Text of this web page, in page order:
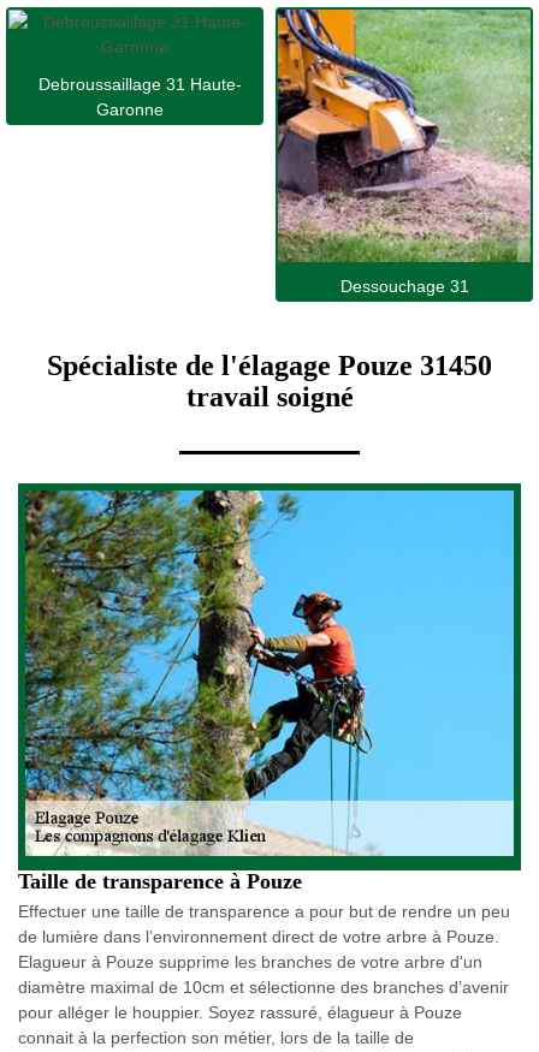
Debroussaillage 31 Haute-
Garonne
Dessouchage 31
Spécialiste de l'élagage Pouze 31450
travail soigné
Taille de transparence à Pouze
Effectuer une taille de transparence a pour but de rendre un peu
de lumière dans l’environnement direct de votre arbre à Pouze.
Elagueur à Pouze supprime les branches de votre arbre d'un
diamètre maximal de 10cm et sélectionne des branches d’avenir
pour alléger le houppier. Soyez rassuré, élagueur à Pouze
connait à la perfection son métier, lors de la taille de